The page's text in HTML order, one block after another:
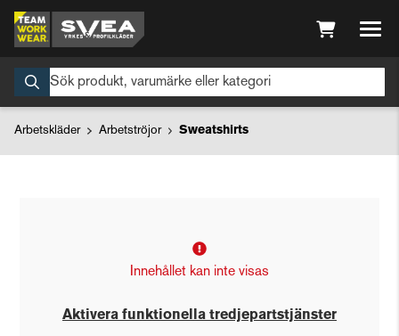
Arbetskläder Arbetströjor Sweatshirts
Innehållet kan inte visas
Aktivera funktionella tredjepartstjänster